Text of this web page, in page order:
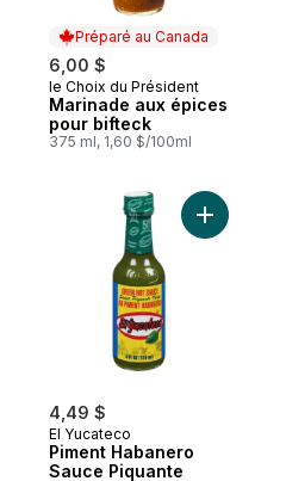
Préparé au Canada
6,00 $
Préparé au Canada
le Choix du Président
Marinade aux épices
pour bifteck
375 ml, 1,60 $/100ml
4,49 $
El Yucateco
Piment Habanero
Sauce Piquante
Ajouter